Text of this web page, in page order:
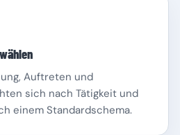
Auftreten und
sich nach Tätigkeit und
einem Standardschema.